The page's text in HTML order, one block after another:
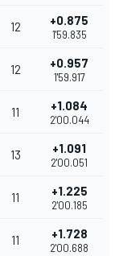
12 +0.875
1'59.835
12 +0.957
1'59.917
11 +1.084
2'00.044
13 +1.091
2'00.051
11 +1.225
2'00.185
11 +1.728
2'00.688